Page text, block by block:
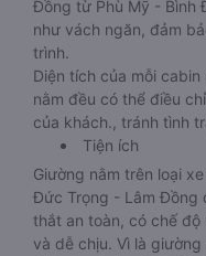
Đồng từ Phù Mỹ - Bình
như vách ngăn, đảm
trình.
Diện tích của mỗi
nằm đều có thể điều
của khách., tránh tình
Tiện ích
Giường nằm trên loại
Đức Trọng - Lâm Đồng
thắt an toàn, có chế
và dễ chịu. Vì là